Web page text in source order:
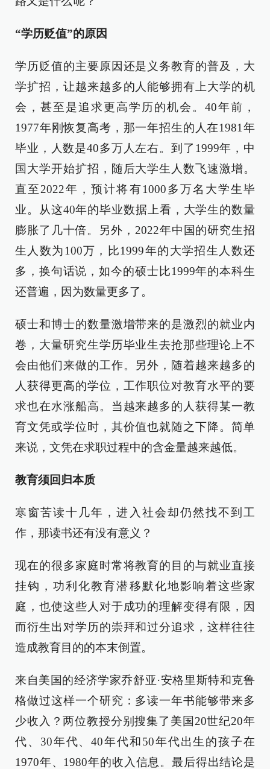
“学历贬值”的原因
学历贬值的主要原因还是义务教育的普及，大
学扩招，让越来越多的人能够拥有上大学的机
会，甚至是追求更高学历的机会。40年前，
1977年刚恢复高考，那一年招生的人在1981年
毕业，人数是40多万人左右。到了1999年，中
国大学开始扩招，随后大学生人数飞速激增。
直至2022年，预计将有1000多万名大学生毕
业。从这40年的毕业数据上看，大学生的数量
膨胀了几十倍。另外，2022年中国的研究生招
生人数为100万，比1999年的大学招生人数还
多，换句话说，如今的硕士比1999年的本科生
还普遍，因为数量更多了。
硕士和博士的数量激增带来的是激烈的就业内
卷，大量研究生学历毕业生去抢那些理论上不
会由他们来做的工作。另外，随着越来越多的
人获得更高的学位，工作职位对教育水平的要
求也在水涨船高。当越来越多的人获得某一教
育文凭或学位时，其价值也就随之下降。简单
来说，文凭在求职过程中的含金量越来越低。
教育须回归本质
寒窗苦读十几年，进入社会却仍然找不到工
作，那读书还有没有意义？
现在的很多家庭时常将教育的目的与就业直接
挂钩，功利化教育潜移默化地影响着这些家
庭，也使这些人对于成功的理解变得有限，因
而衍生出对学历的崇拜和过分追求，这样往往
造成教育目的的本末倒置。
来自美国的经济学家乔舒亚·安格里斯特和克鲁
格做过这样一个研究：多读一年书能够带来多
少收入？两位教授分别搜集了美国20世纪20年
代、30年代、40年代和50年代出生的孩子在
1970年、1980年的收入信息。最后得出结论是